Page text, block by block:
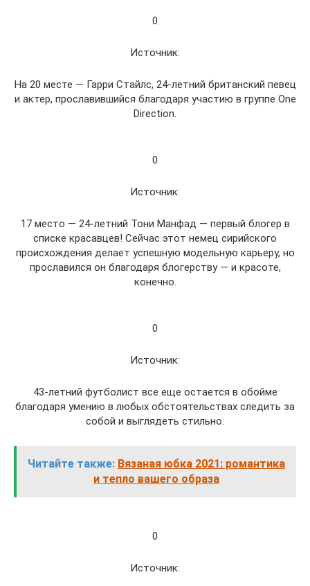
0
Источник:
На 20 месте — Гарри Стайлс, 24-летний британский певец
и актер, прославившийся благодаря участию в группе One
Direction.
0
Источник:
17 место — 24-летний Тони Манфад — первый блогер в
списке красавцев! Сейчас этот немец сирийского
происхождения делает успешную модельную карьеру, но
прославился он благодаря блогерству — и красоте,
конечно.
0
Источник:
43-летний футболист все еще остается в обойме
благодаря умению в любых обстоятельствах следить за
собой и выглядеть стильно.
Читайте также: Вязаная юбка 2021: романтика
и тепло вашего образа
0
Источник: